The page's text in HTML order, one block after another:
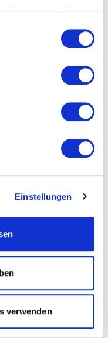
weiterhin nutzen.
Einstellungen
verwenden